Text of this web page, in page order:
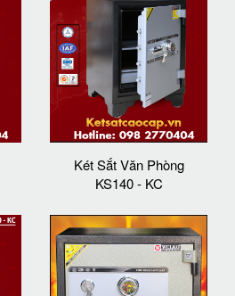
Két Sắt Văn Phòng
KS140 - KC